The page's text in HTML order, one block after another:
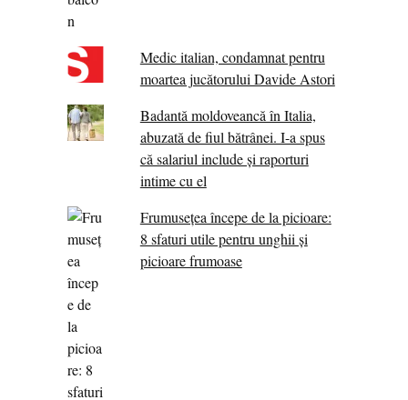
Medic italian, condamnat pentru
moartea jucătorului Davide Astori
Badantă moldoveancă în Italia,
abuzată de fiul bătrânei. I-a spus
că salariul include și raporturi
intime cu el
Frumusețea începe de la picioare:
8 sfaturi utile pentru unghii și
picioare frumoase